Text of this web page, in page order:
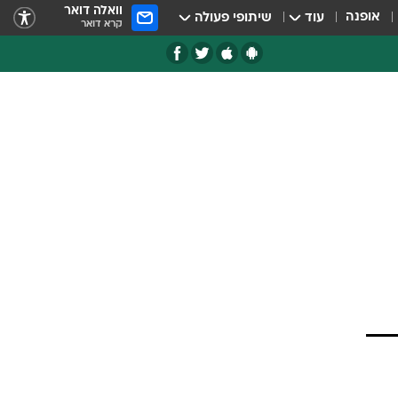
אופנה עוד שיתופי פעולה וואלה דואר
קרא דואר